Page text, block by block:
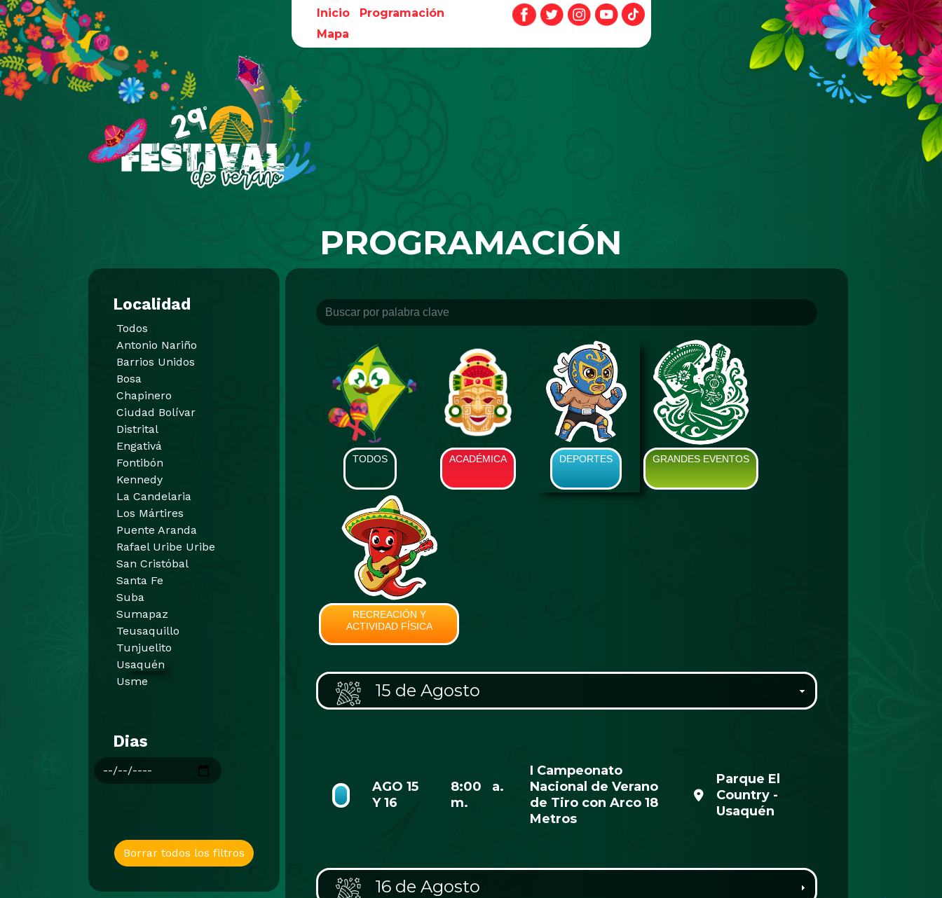
Pasar al contenido principal
Inicio
Programación
Mapa
PROGRAMACIÓN
Localidad
Todos
Antonio Nariño
Barrios Unidos
Bosa
Chapinero
Ciudad Bolívar
Distrital
Engativá
Fontibón
Kennedy
La Candelaria
Los Mártires
Puente Aranda
Rafael Uribe Uribe
San Cristóbal
Santa Fe
Suba
Sumapaz
Teusaquillo
Tunjuelito
Usaquén
Usme
Dias
Borrar todos los filtros
TODOS ACADÉMICA DEPORTES GRANDES EVENTOS
RECREACIÓN Y
ACTIVIDAD FÍSICA
15 de Agosto
AGO 15
Y 16
8:00 a.
m.
I Campeonato
Nacional de Verano
de Tiro con Arco 18
Metros
Parque El
Country -
Usaquén
16 de Agosto